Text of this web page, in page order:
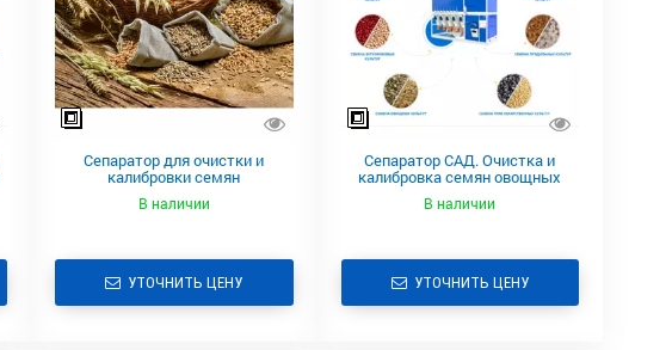
Сепаратор для очистки и
калибровки семян
лекарственных культур
В наличии
УТОЧНИТЬ ЦЕНУ
Сепаратор САД. Очистка и
калибровка семян овощных
культур
В наличии
УТОЧНИТЬ ЦЕНУ